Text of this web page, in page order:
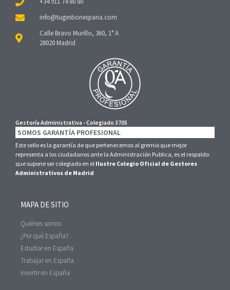
Calle Bravo Murillo, 360, 1° A
28020 Madrid
Gestoría Administrativa - Colegiado 3705
SOMOS GARANTÍA PROFESIONAL
Este sello es la garantía de que pertenecemos al gremio que mejor
representa a los ciudadanos ante la Administración Publica, es el respaldo
que supone ser colegiado en el Ilustre Colegio Oficial de Gestores
Administrativos de Madrid
MAPA DE SITIO
Quiénes somos
¿Por qué España?
Estudiar en España
Trabajar en España
Invertir en España